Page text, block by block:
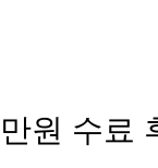
원 수료